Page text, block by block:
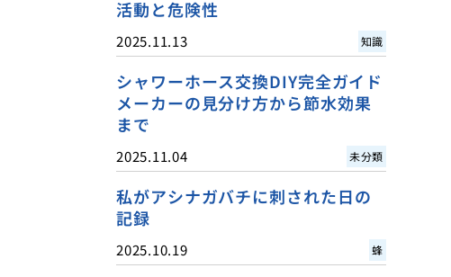
活動と危険性
2025.11.13 知識
シャワーホース交換DIY完全ガイド
メーカーの見分け方から節水効果
まで
2025.11.04 未分類
私がアシナガバチに刺された日の
記録
2025.10.19 蜂